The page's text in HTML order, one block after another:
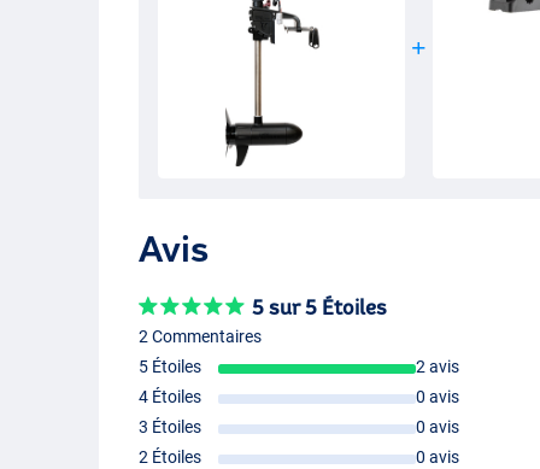
Avis
5 sur 5 Étoiles
2 Commentaires
5 Étoiles
2 avis
4 Étoiles
0 avis
3 Étoiles
0 avis
2 Étoiles
0 avis